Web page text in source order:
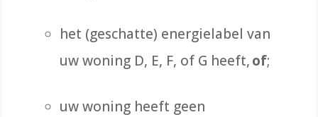
het (geschatte) energielabel van
uw woning D, E, F, of G heeft,of;
uw woning heeft geen